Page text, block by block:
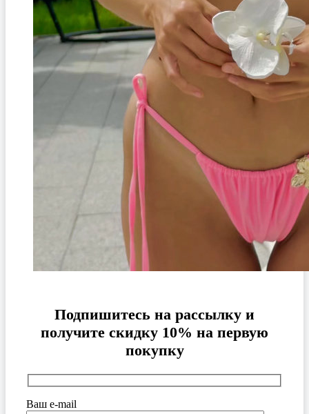
Подпишитесь на рассылку и
получите скидку 10% на первую
покупку
Ваш e-mail